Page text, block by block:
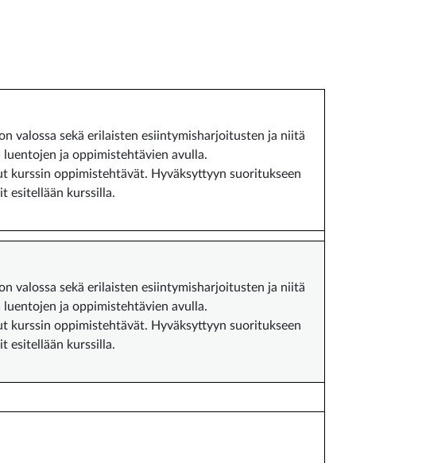
valossa sekä erilaisten esiintymisharjoitusten ja niitä
ja oppimistehtävien avulla.
kurssin oppimistehtävät. Hyväksyttyyn suoritukseen
esitellään kurssilla.
valossa sekä erilaisten esiintymisharjoitusten ja niitä
ja oppimistehtävien avulla.
kurssin oppimistehtävät. Hyväksyttyyn suoritukseen
esitellään kurssilla.